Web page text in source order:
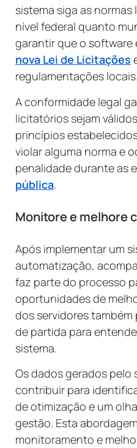
sistema siga as
nível federal quanto
garantir que o software
nova Lei de Licitações
regulamentações locais.
A conformidade legal
licitatórios sejam
princípios
violar alguma norma e
penalidade durante as
pública.
Monitore e melhore
Após implementar um
automatização,
faz parte do processo
oportunidades de
dos servidores
de partida para
sistema.
Os dados gerados pelo
contribuir para
de otimização e um
gestão. Esta
monitoramento e